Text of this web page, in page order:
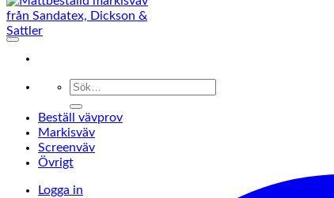
Sök
Beställ vävprov
Markisväv
Screenväv
Övrigt
Logga in